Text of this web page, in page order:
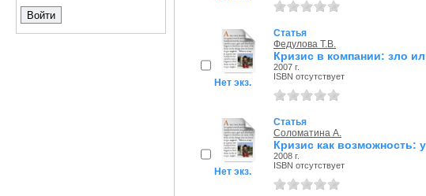
Нет экз.
Статья
Федулова Т.В.
Кризис в компании: зло
2007 г.
ISBN отсутствует
Нет экз.
Статья
Соломатина А.
Кризис как возможность:
2008 г.
ISBN отсутствует